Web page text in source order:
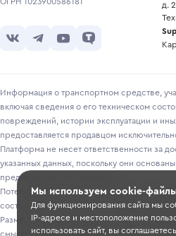
д.
Информация о транспортном средстве,
включая сведения о его техническом
повреждений, истории эксплуатации и
предоставляется продавцом
Платформа не несет ответственности за
указанных данных, поскольку они
предоставленной продавцом.
Потенциальным покупателям
состояние транспортного средства перед
Размещение информации о лотах на сайте
смысле, предусмотренном ст. 435-437 ГК
Мы используем cookie-
Для функционирования сайта мы
IP-адресе и местоположение
использовать сайт, вы